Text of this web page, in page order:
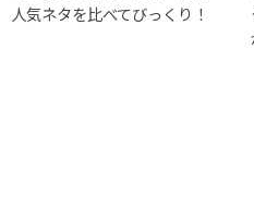
人気ネタを比べてびっくり！